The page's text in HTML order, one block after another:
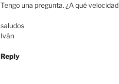
Tengo una pregunta. ¿A qué
saludos
Iván
Reply